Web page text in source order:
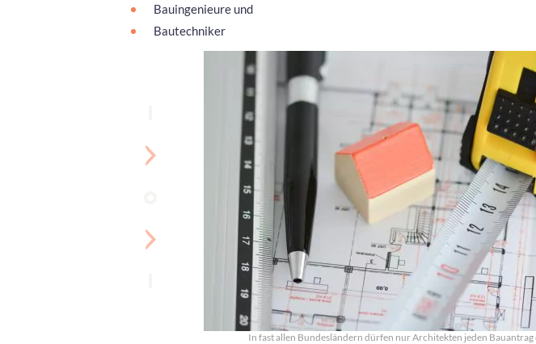
Bauingenieure und
Bautechniker
In fast allen Bundesländern dürfen nur Architekten jeden Bauantrag